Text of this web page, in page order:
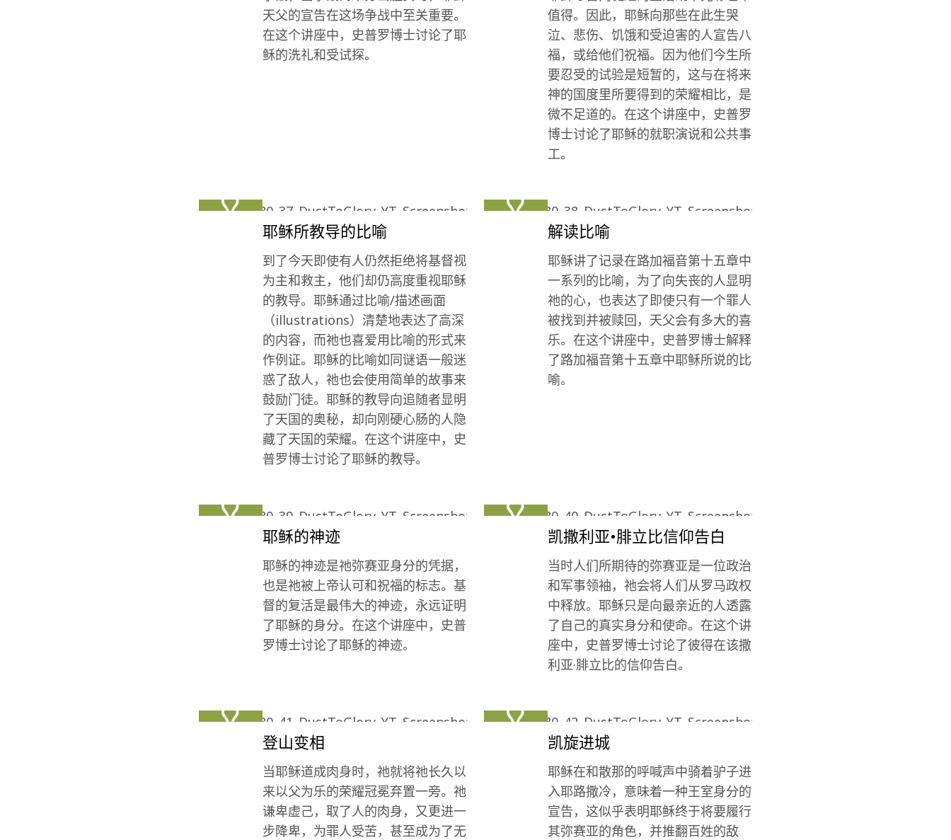
天父的宣告在这场争战中至关重要。
在这个讲座中，史普罗博士讨论了耶
稣的洗礼和受试探。
值得。因此，耶稣向那些在此生哭
泣、悲伤、饥饿和受迫害的人宣告八
福，或给他们祝福。因为他们今生所
要忍受的试验是短暂的，这与在将来
神的国度里所要得到的荣耀相比，是
微不足道的。在这个讲座中，史普罗
博士讨论了耶稣的就职演说和公共事
工。
耶稣所教导的比喻
到了今天即使有人仍然拒绝将基督视
为主和救主，他们却仍高度重视耶稣
的教导。耶稣通过比喻/描述画面
（illustrations）清楚地表达了高深
的内容，而祂也喜爱用比喻的形式来
作例证。耶稣的比喻如同谜语一般迷
惑了敌人，祂也会使用简单的故事来
鼓励门徒。耶稣的教导向追随者显明
了天国的奥秘，却向刚硬心肠的人隐
藏了天国的荣耀。在这个讲座中，史
普罗博士讨论了耶稣的教导。
解读比喻
耶稣讲了记录在路加福音第十五章中
一系列的比喻，为了向失丧的人显明
祂的心，也表达了即使只有一个罪人
被找到并被赎回，天父会有多大的喜
乐。在这个讲座中，史普罗博士解释
了路加福音第十五章中耶稣所说的比
喻。
耶稣的神迹
耶稣的神迹是祂弥赛亚身分的凭据，
也是祂被上帝认可和祝福的标志。基
督的复活是最伟大的神迹，永远证明
了耶稣的身分。在这个讲座中，史普
罗博士讨论了耶稣的神迹。
凯撒利亚•腓立比信仰告白
当时人们所期待的弥赛亚是一位政治
和军事领袖，祂会将人们从罗马政权
中释放。耶稣只是向最亲近的人透露
了自己的真实身分和使命。在这个讲
座中，史普罗博士讨论了彼得在该撒
利亚·腓立比的信仰告白。
登山变相
当耶稣道成肉身时，祂就将祂长久以
来以父为乐的荣耀冠冕弃置一旁。祂
谦卑虚己，取了人的肉身，又更进一
步降卑，为罪人受苦，甚至成为了无
凯旋进城
耶稣在和散那的呼喊声中骑着驴子进
入耶路撒冷，意味着一种王室身分的
宣告，这似乎表明耶稣终于将要履行
其弥赛亚的角色，并推翻百姓的敌